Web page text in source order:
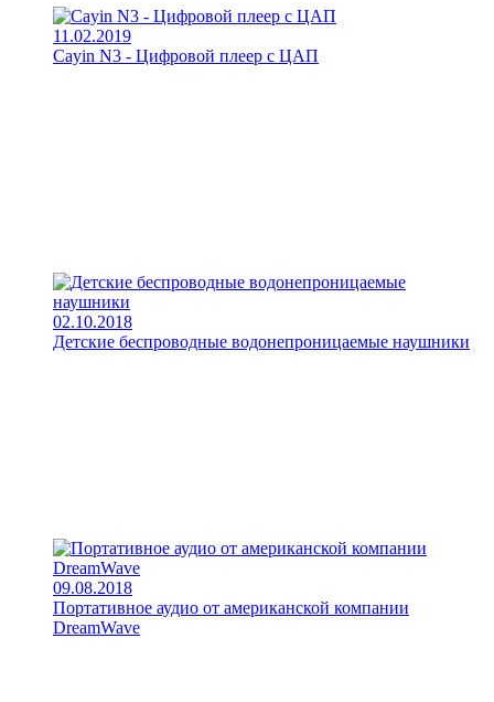
11.02.2019
Cayin N3 - Цифровой плеер с ЦАП
02.10.2018
Детские беспроводные водонепроницаемые наушники
09.08.2018
Портативное аудио от американской компании
DreamWave